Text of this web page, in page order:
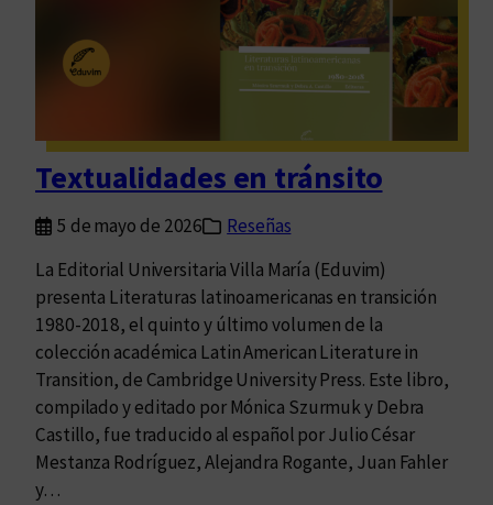
Textualidades en tránsito
5 de mayo de 2026
Reseñas
La Editorial Universitaria Villa María (Eduvim)
presenta Literaturas latinoamericanas en transición
1980-2018, el quinto y último volumen de la
colección académica Latin American Literature in
Transition, de Cambridge University Press. Este libro,
compilado y editado por Mónica Szurmuk y Debra
Castillo, fue traducido al español por Julio César
Mestanza Rodríguez, Alejandra Rogante, Juan Fahler
y…